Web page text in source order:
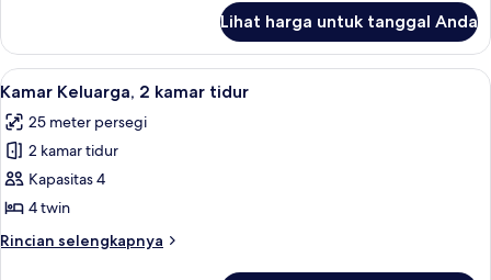
Kamar
Double
atau
Lihat harga untuk tanggal Anda
Lihat
semua
foto
untuk
Kamar
Keluarga,
2
kamar
Kamar Keluarga, 2 kamar tidur |
8
Kamar Keluarga, 2 kamar tidur
25 meter persegi
2 kamar tidur
Kapasitas 4
4 twin
Rincian selengkapnya
Rincian